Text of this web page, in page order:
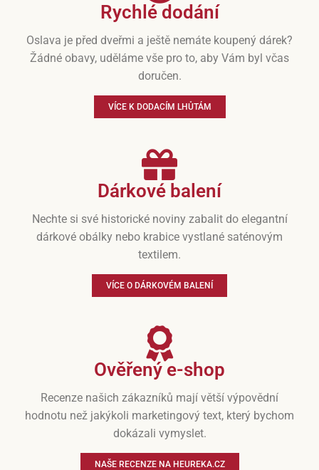
Rychlé dodání
Oslava je před dveřmi a ještě nemáte koupený dárek?
Žádné obavy, uděláme vše pro to, aby Vám byl včas
doručen.
VÍCE K DODACÍM LHŮTÁM
Dárkové balení
Nechte si své historické noviny zabalit do elegantní
dárkové obálky nebo krabice vystlané saténovým
textilem.
VÍCE O DÁRKOVÉM BALENÍ
Ověřený e-shop
Recenze našich zákazníků mají větší výpovědní
hodnotu než jakýkoli marketingový text, který bychom
dokázali vymyslet.
NAŠE RECENZE NA HEUREKA.CZ